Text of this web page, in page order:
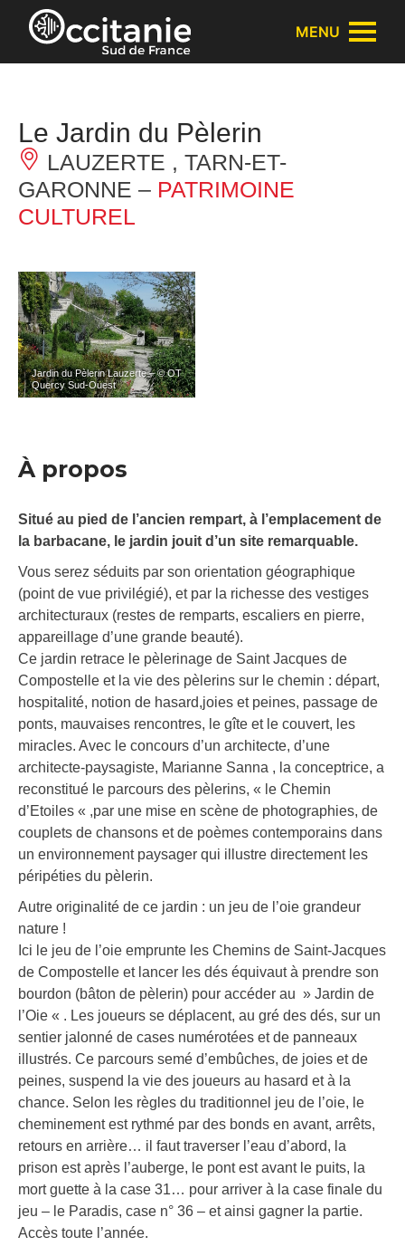
Panneau de gestion des cookies
MENU
Le Jardin du Pèlerin
LAUZERTE , TARN-ET-
GARONNE – PATRIMOINE
CULTUREL
Jardin du Pèlerin Lauzerte – © OT
Quercy Sud-Ouest
À propos
Situé au pied de l’ancien rempart, à l’emplacement de
la barbacane, le jardin jouit d’un site remarquable.
Vous serez séduits par son orientation géographique
(point de vue privilégié), et par la richesse des vestiges
architecturaux (restes de remparts, escaliers en pierre,
appareillage d’une grande beauté).
Ce jardin retrace le pèlerinage de Saint Jacques de
Compostelle et la vie des pèlerins sur le chemin : départ,
hospitalité, notion de hasard,joies et peines, passage de
ponts, mauvaises rencontres, le gîte et le couvert, les
miracles. Avec le concours d’un architecte, d’une
architecte-paysagiste, Marianne Sanna , la conceptrice, a
reconstitué le parcours des pèlerins, « le Chemin
d’Etoiles « ,par une mise en scène de photographies, de
couplets de chansons et de poèmes contemporains dans
un environnement paysager qui illustre directement les
péripéties du pèlerin.
Autre originalité de ce jardin : un jeu de l’oie grandeur
nature !
Ici le jeu de l’oie emprunte les Chemins de Saint-Jacques
de Compostelle et lancer les dés équivaut à prendre son
bourdon (bâton de pèlerin) pour accéder au » Jardin de
l’Oie « . Les joueurs se déplacent, au gré des dés, sur un
sentier jalonné de cases numérotées et de panneaux
illustrés. Ce parcours semé d’embûches, de joies et de
peines, suspend la vie des joueurs au hasard et à la
chance. Selon les règles du traditionnel jeu de l’oie, le
cheminement est rythmé par des bonds en avant, arrêts,
retours en arrière… il faut traverser l’eau d’abord, la
prison est après l’auberge, le pont est avant le puits, la
mort guette à la case 31… pour arriver à la case finale du
jeu – le Paradis, case n° 36 – et ainsi gagner la partie.
Accès toute l’année.